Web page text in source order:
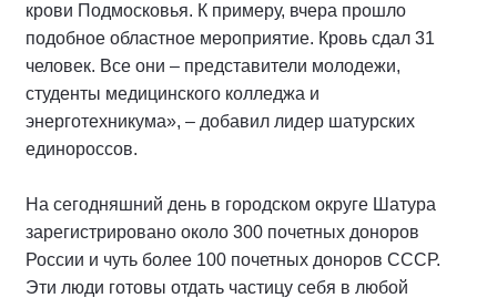
крови Подмосковья. К примеру, вчера прошло
подобное областное мероприятие. Кровь сдал 31
человек. Все они – представители молодежи,
студенты медицинского колледжа и
энерготехникума», – добавил лидер шатурских
единороссов.
На сегодняшний день в городском округе Шатура
зарегистрировано около 300 почетных доноров
России и чуть более 100 почетных доноров СССР.
Эти люди готовы отдать частицу себя в любой